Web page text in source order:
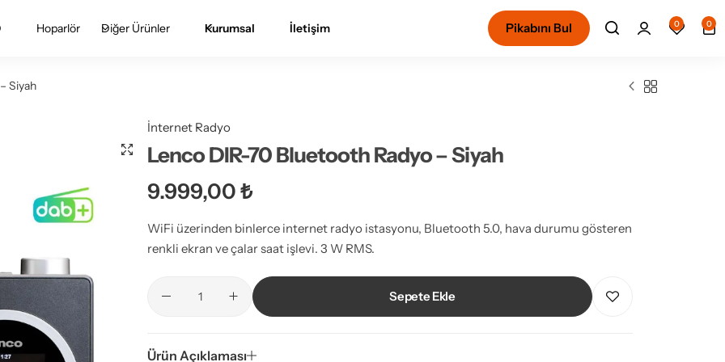
Hoparlör Diğer Ürünler Kurumsal İletişim Pikabını Bul 0 0
Siyah
İnternet Radyo
Lenco DIR-70 Bluetooth Radyo – Siyah
9.999,00₺
WiFi üzerinden binlerce internet radyo istasyonu, Bluetooth 5.0, hava durumu gösteren
renkli ekran ve çalar saat işlevi. 3 W RMS.
Sepete Ekle
Ürün Açıklaması